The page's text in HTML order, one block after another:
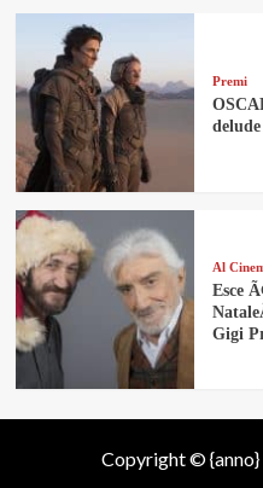
Premi
Al
Esce
Gigi
Copyright ©